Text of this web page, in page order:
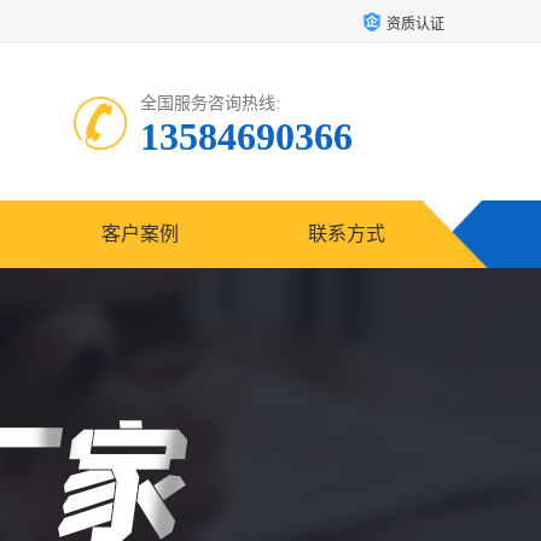
资质认证
全国服务咨询热线:
13584690366
客户案例 联系方式